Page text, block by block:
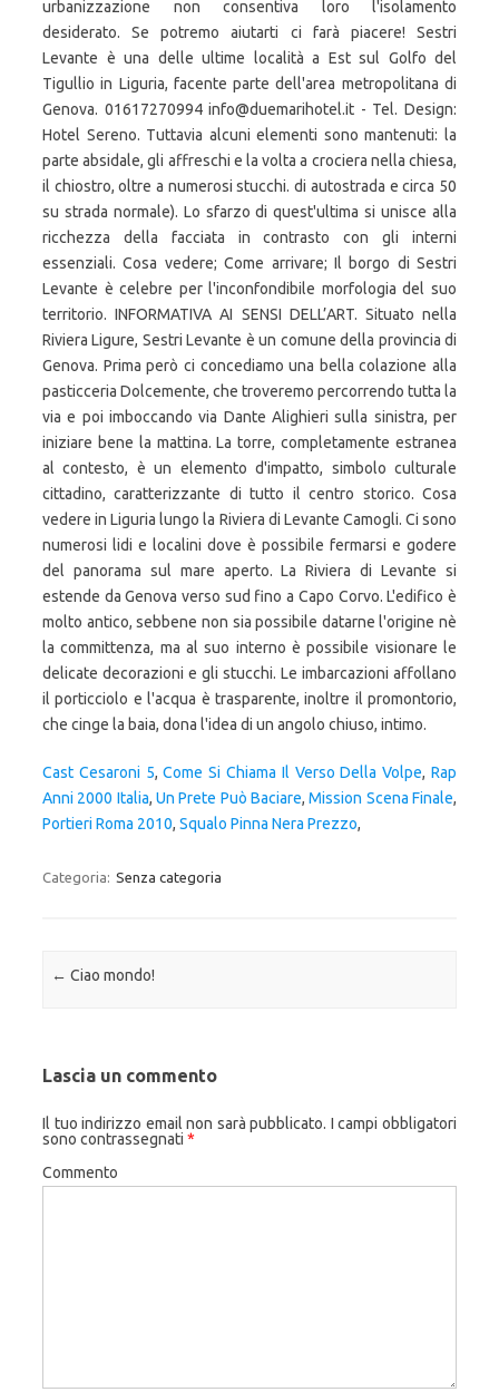
Cast Cesaroni 5,Come Si Chiama Il Verso Della Volpe,Rap
Anni 2000 Italia,Un Prete Può Baciare,Mission Scena Finale,
Portieri Roma 2010, Squalo Pinna Nera Prezzo,
Categoria: Senza categoria
Navigazione articolo
← Ciao mondo!
Lascia un commento
Il tuo indirizzo email non sarà pubblicato. I campi obbligatori
sono contrassegnati *
Commento